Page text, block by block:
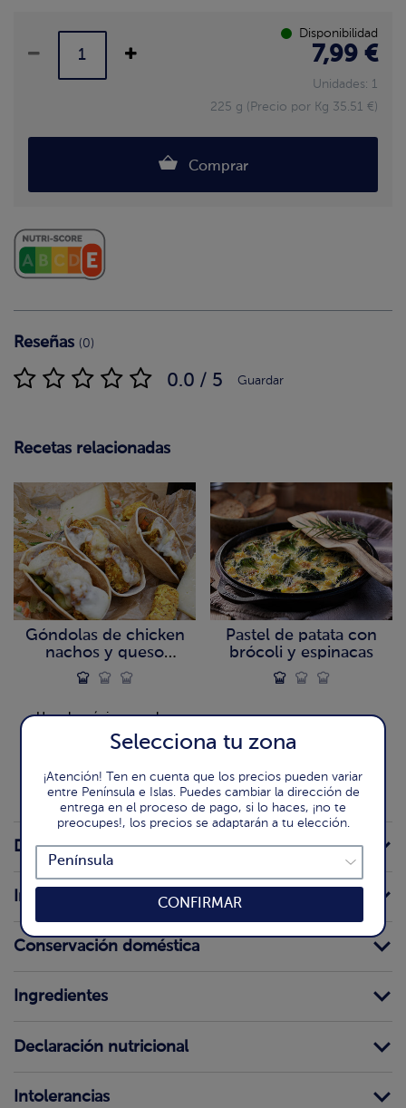
Disponibilidad
7,99 €
Unidades: 1
225 g (Precio por Kg 35.51 €)
Comprar
Reseñas (0)
0.0 / 5 Guardar
Recetas relacionadas
Góndolas de chicken
nachos y queso
gratinado
Un sabor único para los
Pastel de patata con
brócoli y espinacas
Detalle del producto
Información para el consumidor
Conservación doméstica
Ingredientes
Declaración nutricional
Intolerancias
Selecciona tu zona
¡Atención! Ten en cuenta que los precios pueden variar
entre Península e Islas. Puedes cambiar la dirección de
entrega en el proceso de pago, si lo haces, ¡no te
preocupes!, los precios se adaptarán a tu elección.
CONFIRMAR